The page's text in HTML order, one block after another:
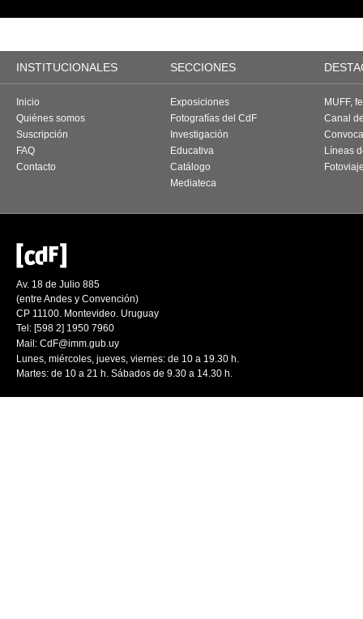
INSTITUCIONALES SECCIONES
Inicio
Quiénes somos
Suscripción
FAQ
Contacto
Exposiciones
Fotografías del CdF
Investigación
Educativa
Catálogo
Mediateca
MUFF,
Canal
Líneas
Av. 18 de Julio 885
(entre Andes y Convención)
CP 11100. Montevideo. Uruguay
Tel: [598 2] 1950 7960
Mail: CdF@imm.gub.uy
Lunes, miércoles, jueves, viernes: de 10 a 19.30 h.
Martes: de 10 a 21 h. Sábados de 9.30 a 14.30 h.